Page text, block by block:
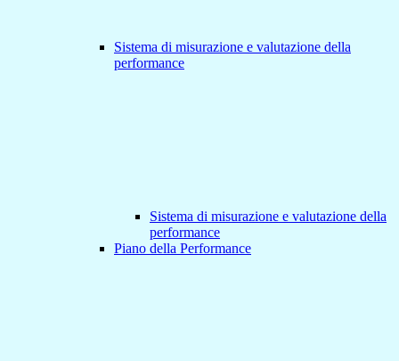
Sistema di misurazione e valutazione della
performance
Sistema di misurazione e valutazione della
performance
Piano della Performance